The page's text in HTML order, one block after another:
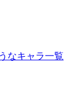
なキャラ一覧